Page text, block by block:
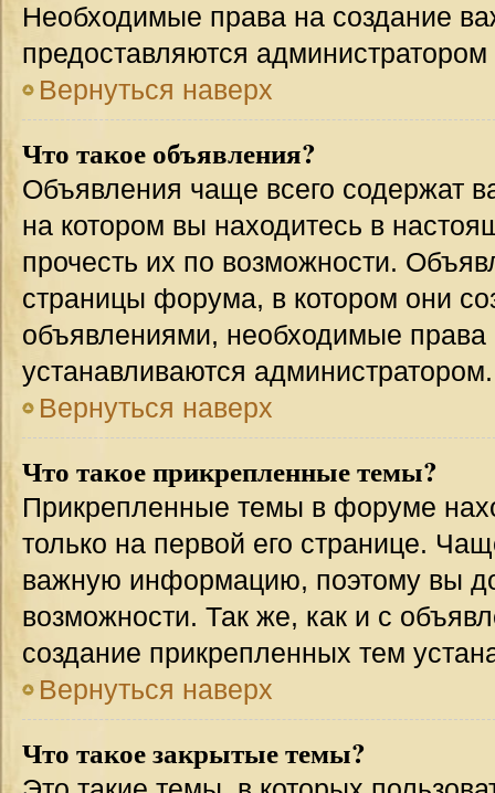
Необходимые права на создание
предоставляются
Вернуться наверх
Что такое объявления?
Объявления чаще всего
на котором вы находитесь в
прочесть их по возможности.
страницы форума, в котором они
объявлениями, необходимые права
устанавливаются администратором.
Вернуться наверх
Что такое прикрепленные темы?
Прикрепленные темы в форуме
только на первой его странице.
важную информацию, поэтому вы
возможности. Так же, как и с
создание прикрепленных тем
Вернуться наверх
Что такое закрытые темы?